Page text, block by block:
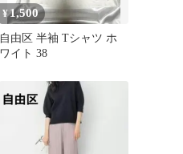
¥1,500
自由区 半袖 Tシャツ ホ
ワイト 38